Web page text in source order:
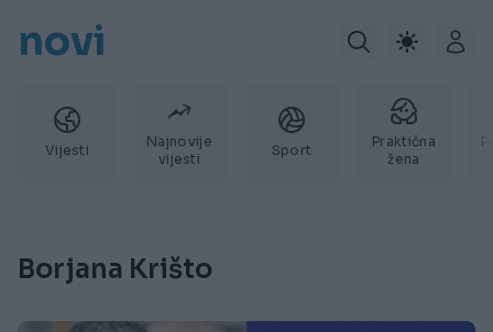
novi
Vijesti
Najnovije
vijesti
Sport
Praktična
žena
Borjana Krišto